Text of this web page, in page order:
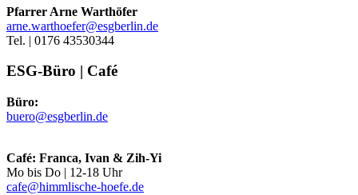
Pfarrer Arne Warthöfer
arne.warthoefer@esgberlin.de
Tel. | 0176 43530344
ESG-Büro | Café
Büro:
buero@esgberlin.de
Café: Franca, Ivan & Zih-Yi
Mo bis Do | 12-18 Uhr
cafe@himmlische-hoefe.de